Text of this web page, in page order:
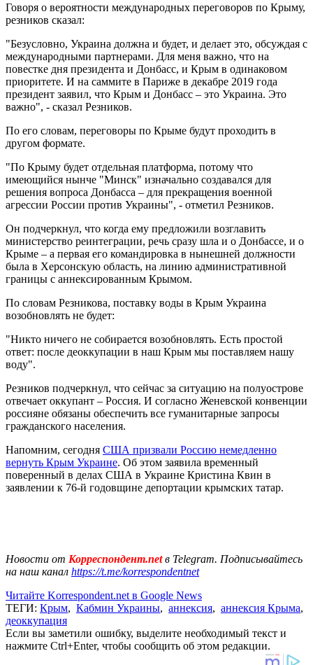
Говоря о вероятности международных переговоров по Крыму,
резников сказал:
"Безусловно, Украина должна и будет, и делает это, обсуждая с
международными партнерами. Для меня важно, что на
повестке дня президента и Донбасс, и Крым в одинаковом
приоритете. И на саммите в Париже в декабре 2019 года
президент заявил, что Крым и Донбасс – это Украина. Это
важно", - сказал Резников.
По его словам, переговоры по Крыме будут проходить в
другом формате.
"По Крыму будет отдельная платформа, потому что
имеющийся нынче "Минск" изначально создавался для
решения вопроса Донбасса – для прекращения военной
агрессии России против Украины", - отметил Резников.
Он подчеркнул, что когда ему предложили возглавить
министерство реинтеграции, речь сразу шла и о Донбассе, и о
Крыме – а первая его командировка в нынешней должности
была в Херсонскую область, на линию административной
границы с аннексированным Крымом.
По словам Резникова, поставку воды в Крым Украина
возобновлять не будет:
"Никто ничего не собирается возобновлять. Есть простой
ответ: после деоккупации в наш Крым мы поставляем нашу
воду".
Резников подчеркнул, что сейчас за ситуацию на полуострове
отвечает оккупант – Россия. И согласно Женевской конвенции
россияне обязаны обеспечить все гуманитарные запросы
гражданского населения.
Напомним, сегодня США призвали Россию немедленно
вернуть Крым Украине. Об этом заявила временный
поверенный в делах США в Украине Кристина Квин в
заявлении к 76-й годовщине депортации крымских татар.
Новости от Корреспондент.netв Telegram. Подписывайтесь
на наш канал https://t.me/korrespondentnet
Читайте Korrespondent.net в Google News
ТЕГИ: Крым, Кабмин Украины, аннексия, аннексия Крыма,
деоккупация
Если вы заметили ошибку, выделите необходимый текст и
нажмите Ctrl+Enter, чтобы сообщить об этом редакции.